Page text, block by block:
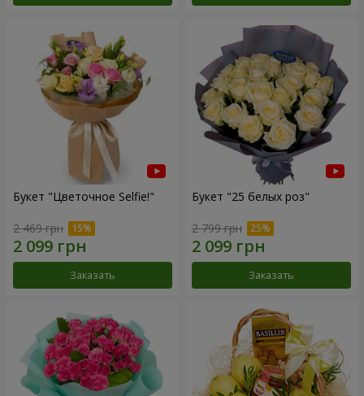
Букет "Цветочное Selfie!"
2 469 грн
Заказать
Букет "25 белых роз"
2 799 грн
Заказать